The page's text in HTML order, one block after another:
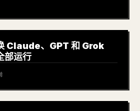
Claude、GPT 和 Grok
部运行